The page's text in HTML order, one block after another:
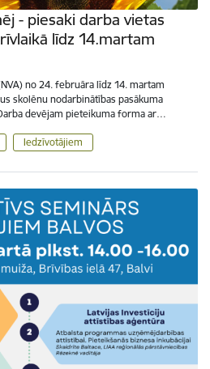
- piesaki darba vietas
līdz 14.martam
no 24. februāra līdz 14. martam
skolēnu nodarbinātības pasākuma
devējam pieteikuma forma ar…
Iedzīvotājiem